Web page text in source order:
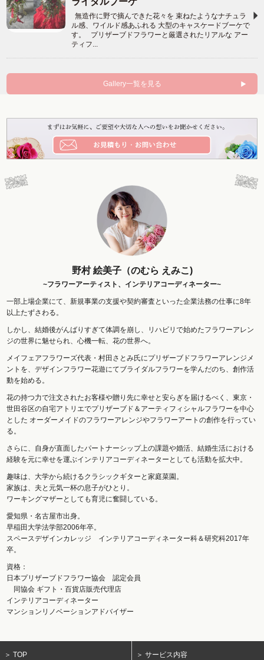
無造作に野で摘んできた花々を 束ねたようなナチュラ
ル感、ワイルド感あふれる 大型のキャスケードブーケで
す。 プリザーブドフラワーと厳選されたリアルな アー
ティフ...
Gallery一覧を見る
野村 絵美子（のむら えみこ)
~フラワーアーティスト、インテリアコーディネーター~
一部上場企業にて、新規事業の支援や契約審査といった企業法務の仕事に8年
以上たずさわる。
しかし、結婚後がんばりすぎて体調を崩し、リハビリで始めたフラワーアレン
ジの世界に魅せられ、心機一転、花の世界へ。
メイフェアフラワーズ代表・村田さとみ氏にプリザーブドフラワーアレンジメ
ントを、デザインフラワー花遊にてブライダルフラワーを学んだのち、創作活
動を始める。
花の持つ力で注文されたお客様や贈り先に幸せと安らぎを届けるべく、東京・
世田谷区の自宅アトリエでプリザーブド＆アーティフィシャルフラワーを中心
とした オーダーメイドのフラワーアレンジやフラワーアートの創作を行ってい
る。
さらに、自身が直面したパートナーシップ上の課題や婚活、結婚生活における
経験を元に幸せを運ぶインテリアコーディネーターとしても活動を拡大中。
趣味は、大学から続けるクラシックギターと家庭菜園。
家族は、夫と元気一杯の息子がひとり。
ワーキングマザーとしても育児に奮闘している。
愛知県・名古屋市出身。
早稲田大学法学部2006年卒。
スペースデザインカレッジ インテリアコーディネーター科＆研究科2017年
卒。
資格：
日本プリザーブドフラワー協会 認定会員
同協会 ギフト・百貨店販売代理店
インテリアコーディネーター
マンションリノベーションアドバイザー
＞ TOP ＞ サービス内容